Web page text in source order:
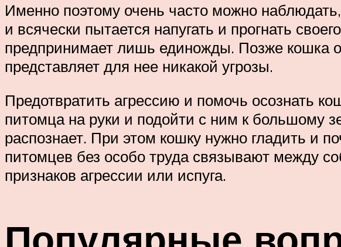
Именно поэтому очень часто можно
и всячески пытается напугать и прогнать
предпринимает лишь единожды. Позже кошка
представляет для нее никакой угрозы.
Предотвратить агрессию и помочь осознать
питомца на руки и подойти с ним к большому
распознает. При этом кошку нужно гладить и
питомцев без особо труда связывают между
признаков агрессии или испуга.